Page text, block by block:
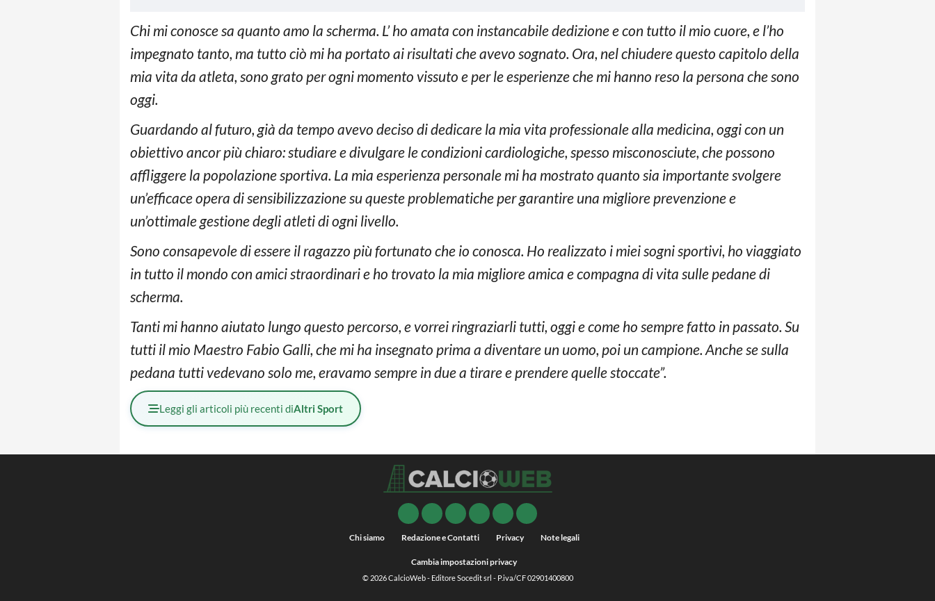
Chi mi conosce sa quanto amo la scherma. L’ ho amata con instancabile dedizione e con tutto il mio cuore, e l’ho
impegnato tanto, ma tutto ciò mi ha portato ai risultati che avevo sognato. Ora, nel chiudere questo capitolo della
mia vita da atleta, sono grato per ogni momento vissuto e per le esperienze che mi hanno reso la persona che sono
oggi.
Guardando al futuro, già da tempo avevo deciso di dedicare la mia vita professionale alla medicina, oggi con un
obiettivo ancor più chiaro: studiare e divulgare le condizioni cardiologiche, spesso misconosciute, che possono
affliggere la popolazione sportiva. La mia esperienza personale mi ha mostrato quanto sia importante svolgere
un’efficace opera di sensibilizzazione su queste problematiche per garantire una migliore prevenzione e
un’ottimale gestione degli atleti di ogni livello.
Sono consapevole di essere il ragazzo più fortunato che io conosca. Ho realizzato i miei sogni sportivi, ho viaggiato
in tutto il mondo con amici straordinari e ho trovato la mia migliore amica e compagna di vita sulle pedane di
scherma.
Tanti mi hanno aiutato lungo questo percorso, e vorrei ringraziarli tutti, oggi e come ho sempre fatto in passato. Su
tutti il mio Maestro Fabio Galli, che mi ha insegnato prima a diventare un uomo, poi un campione. Anche se sulla
pedana tutti vedevano solo me, eravamo sempre in due a tirare e prendere quelle stoccate”.
Leggi gli articoli più recenti diAltri Sport
Chi siamo Redazione e Contatti Privacy Note legali
Cambia impostazioni privacy
© 2026CalcioWeb- Editore Socedit srl - P.iva/CF 02901400800